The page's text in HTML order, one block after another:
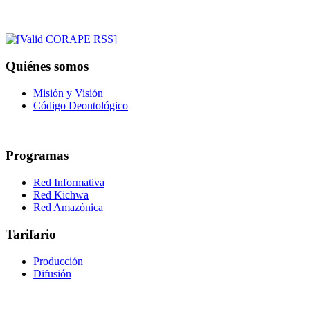
Quiénes somos
Misión y Visión
Código Deontológico
Programas
Red Informativa
Red Kichwa
Red Amazónica
Tarifario
Producción
Difusión